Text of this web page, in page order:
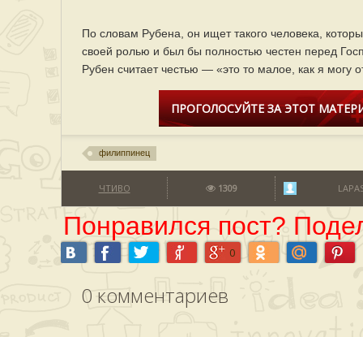
По словам Рубена, он ищет такого человека,
своей ролью и был бы полностью честен перед
Рубен считает честью — «это то малое, как я могу
ПРОГОЛОСУЙТЕ ЗА ЭТОТ
филиппинец
ЧТИВО 1309
Понравился пост?
0
0 комментариев